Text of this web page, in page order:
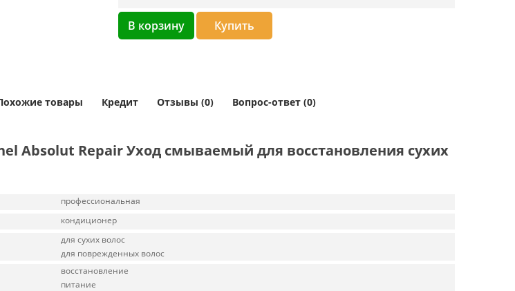
В корзину Купить
товары Кредит Отзывы (0) Вопрос-ответ (0)
Absolut Repair Уход смываемый для восстановления сухих
профессиональная
кондиционер
для сухих волос
для поврежденных волос
восстановление
питание